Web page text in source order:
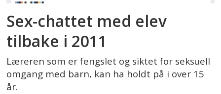
Sex-chattet med elev
tilbake i 2011
Læreren som er fengslet og siktet for seksuell
omgang med barn, kan ha holdt på i over 15
år.